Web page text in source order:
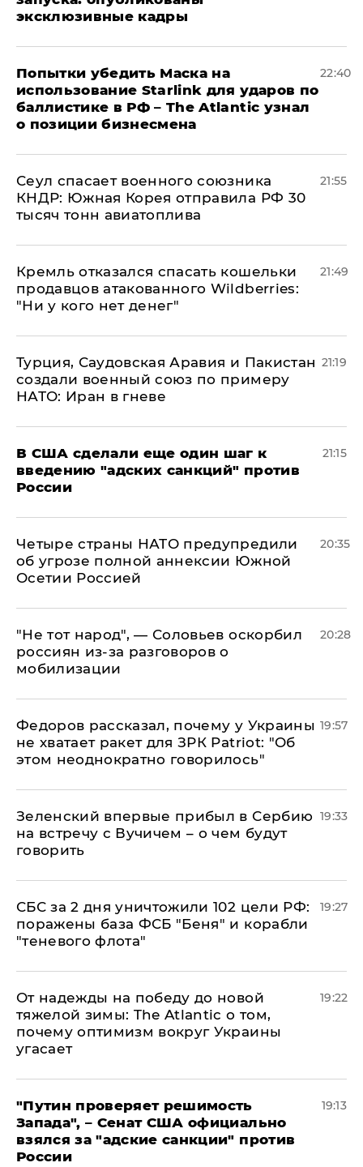
эксклюзивные кадры
Попытки убедить Маска на
использование Starlink для ударов по
баллистике в РФ – The Atlantic узнал
о позиции бизнесмена
22:40
​Сеул спасает военного союзника
КНДР: Южная Корея отправила РФ 30
тысяч тонн авиатоплива
21:55
Кремль отказался спасать кошельки
продавцов атакованного Wildberries:
"Ни у кого нет денег"
21:49
Турция, Саудовская Аравия и Пакистан
создали военный союз по примеру
НАТО: Иран в гневе
21:19
В США сделали еще один шаг к
введению "адских санкций" против
России
21:15
Четыре страны НАТО предупредили
об угрозе полной аннексии Южной
Осетии Россией
20:35
​"Не тот народ", — Соловьев оскорбил
россиян из-за разговоров о
мобилизации
20:28
Федоров рассказал, почему у Украины
не хватает ракет для ЗРК Patriot: "Об
этом неоднократно говорилось"
19:57
Зеленский впервые прибыл в Сербию
на встречу с Вучичем – о чем будут
говорить
19:33
СБС за 2 дня уничтожили 102 цели РФ:
поражены база ФСБ "Беня" и корабли
"теневого флота"
19:27
От надежды на победу до новой
тяжелой зимы: The Atlantic о том,
почему оптимизм вокруг Украины
угасает
19:22
"Путин проверяет решимость
Запада", – Сенат США официально
взялся за "адские санкции" против
России
19:13